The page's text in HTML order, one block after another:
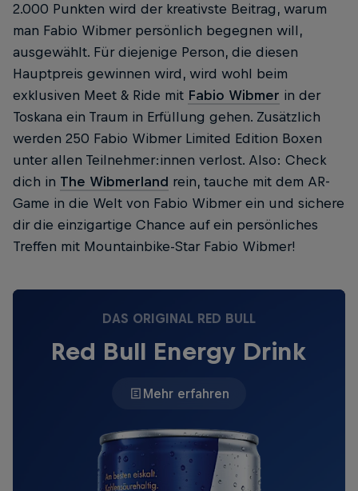
2.000 Punkten wird der kreativste Beitrag, warum
man Fabio Wibmer persönlich begegnen will,
ausgewählt. Für diejenige Person, die diesen
Hauptpreis gewinnen wird, wird wohl beim
exklusiven Meet & Ride mit Fabio Wibmer in der
Toskana ein Traum in Erfüllung gehen. Zusätzlich
werden 250 Fabio Wibmer Limited Edition Boxen
unter allen Teilnehmer:innen verlost. Also: Check
dich in The Wibmerland rein, tauche mit dem AR-
Game in die Welt von Fabio Wibmer ein und sichere
dir die einzigartige Chance auf ein persönliches
Treffen mit Mountainbike-Star Fabio Wibmer!
DAS ORIGINAL RED BULL
Red Bull Energy Drink
Mehr erfahren